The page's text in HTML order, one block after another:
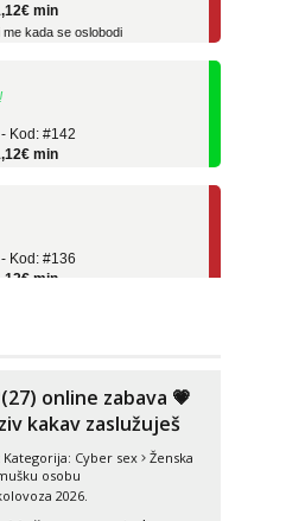
kada se oslobodi
min
min
kada se oslobodi
min
me kada se oslobodi
online zabava 💗
kakav zaslužuješ
Kategorija: Cyber sex
Ženska
osobu
2026.